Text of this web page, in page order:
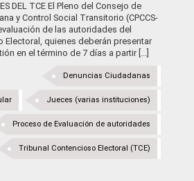
DEL TCE El Pleno del Consejo de
y Control Social Transitorio (CPCCS-
de las autoridades del
Electoral, quienes deberán presentar
en el término de 7 días a partir [...]
Denuncias Ciudadanas
Jueces (varias instituciones)
Proceso de Evaluación de autoridades
Tribunal Contencioso Electoral (TCE)